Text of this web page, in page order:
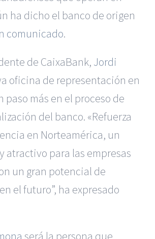
ha dicho el banco de origen
comunicado.
de CaixaBank, Jordi
oficina de representación en
paso más en el proceso de
del banco. «Refuerza
en Norteamérica, un
atractivo para las empresas
un gran potencial de
el futuro”, ha expresado
será la persona que